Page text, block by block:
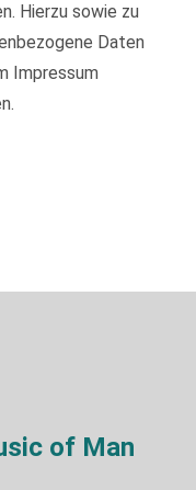
Hierzu sowie zu
Daten
Impressum
of Man